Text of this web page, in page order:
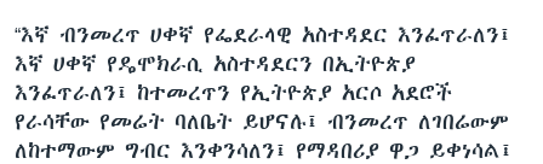
“እኛ ብንመረጥ ሀቀኛ የፌደራላዊ አስተዳደር እንፈጥራለን፤
እኛ ሀቀኛ የዴሞክራሲ አስተዳደርን በኢትዮጵያ
እንፈጥራለን፤ ከተመረጥን የኢትዮጵያ አርሶ አደሮች
የራሳቸው የመሬት ባለቤት ይሆናሉ፤ ብንመረጥ ለገበሬውም
ለከተማውም ግብር እንቀንሳለን፤ የማዳበሪያ ዋጋ ይቀነሳል፤